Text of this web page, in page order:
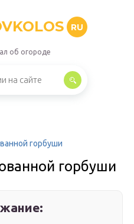
RU
об огороде
горбуши
горбуши